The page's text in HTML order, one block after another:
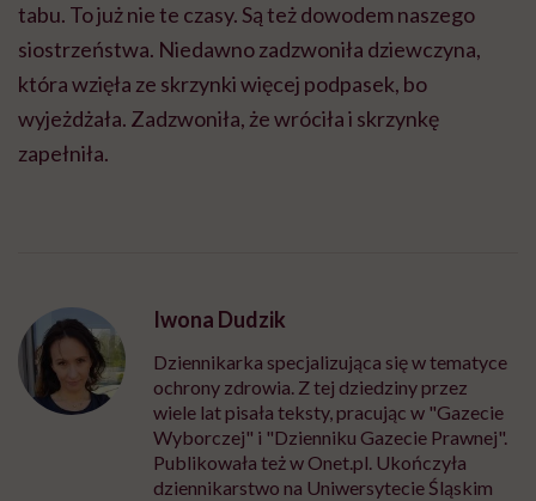
tabu. To już nie te czasy. Są też dowodem naszego
siostrzeństwa. Niedawno zadzwoniła dziewczyna,
która wzięła ze skrzynki więcej podpasek, bo
wyjeżdżała. Zadzwoniła, że wróciła i skrzynkę
zapełniła.
Iwona Dudzik
Dziennikarka specjalizująca się w tematyce
ochrony zdrowia. Z tej dziedziny przez
wiele lat pisała teksty, pracując w "Gazecie
Wyborczej" i "Dzienniku Gazecie Prawnej".
Publikowała też w Onet.pl. Ukończyła
dziennikarstwo na Uniwersytecie Śląskim